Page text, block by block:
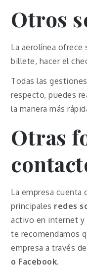
Otros
La aerolínea ofrece
billete, hacer el
Todas las
respecto, puedes
la manera más
Otras
La empresa
principales redes
activo en internet
te recomendamos
empresa a través de
o Facebook.